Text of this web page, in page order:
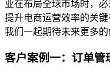
业在布局全球市场时，
提升电商运营效率的关
我们一起期待未来更多的
客户案例一：订单管